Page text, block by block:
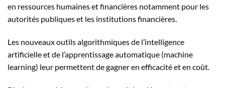
en ressources humaines et financières notamment pour les
autorités publiques et les institutions financières.
Les nouveaux outils algorithmiques de l’intelligence
artificielle et de l’apprentissage automatique (machine
learning) leur permettent de gagner en efficacité et en coût.